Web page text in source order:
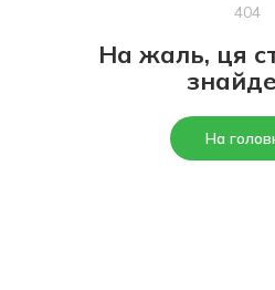
404
На жаль, ця
На